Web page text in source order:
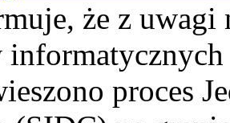
że z uwagi
proces